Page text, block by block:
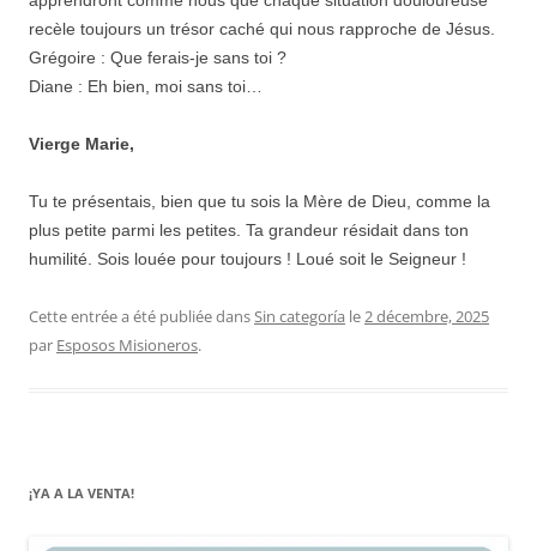
recèle toujours un trésor caché qui nous rapproche de Jésus.
Grégoire : Que ferais-je sans toi ?
Diane : Eh bien, moi sans toi…
Vierge Marie,
Tu te présentais, bien que tu sois la Mère de Dieu, comme la
plus petite parmi les petites. Ta grandeur résidait dans ton
humilité. Sois louée pour toujours ! Loué soit le Seigneur !
Cette entrée a été publiée dansSin categoría le2 décembre, 2025
par Esposos Misioneros.
¡YA A LA VENTA!